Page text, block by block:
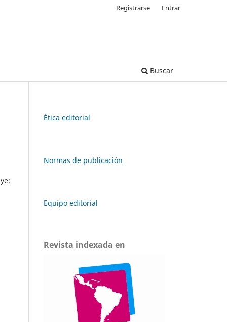
Buscar
Registrarse Entrar
Ética editorial
Normas de publicación
Equipo editorial
Revista indexada en